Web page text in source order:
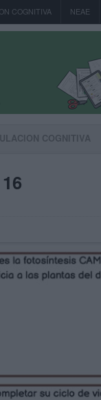
COGNITIVA NEAE
COGNITIVA